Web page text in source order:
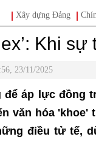
95 - KHÁM PHÁ
THÀNH PHỐ ĐỒNG
Xây dựng Đảng
Khi
23/11/2025
để áp lực đồng
văn hóa
điều tử tế,